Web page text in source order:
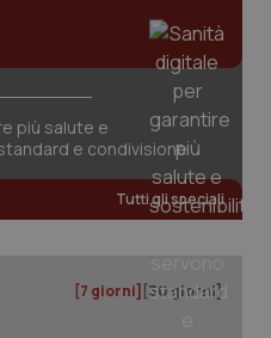
più salute e
e condivisione
Tutti gli speciali
[7 giorni] [30 giorni]
www.quotidianosanita.it